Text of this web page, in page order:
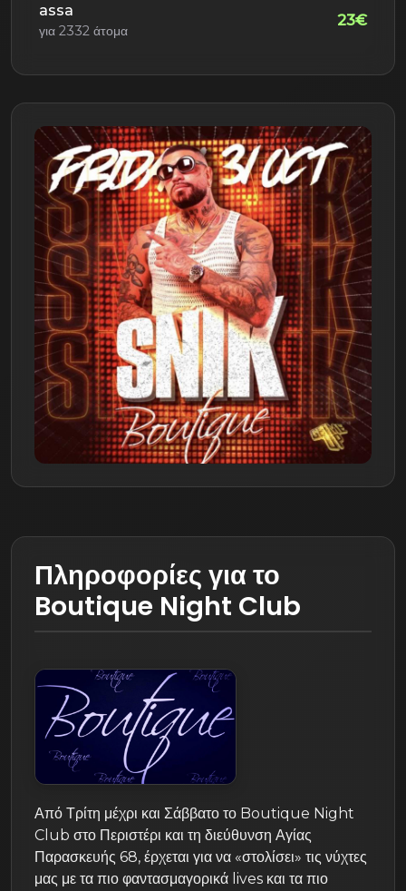
assa
για 2332 άτομα
23€
Πληροφορίες για το
Boutique Night Club
Από Τρίτη μέχρι και Σάββατο το Boutique Night
Club στο Περιστέρι και τη διεύθυνση Αγίας
Παρασκευής 68, έρχεται για να «στολίσει» τις νύχτες
μας με τα πιο φαντασμαγορικά lives και τα πιο